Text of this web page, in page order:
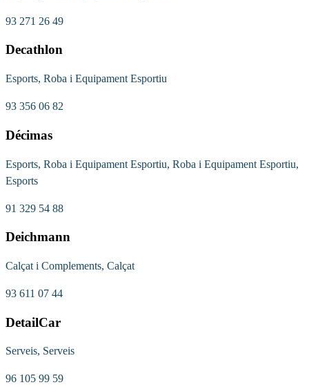
93 271 26 49
Decathlon
Esports, Roba i Equipament Esportiu
93 356 06 82
Décimas
Esports, Roba i Equipament Esportiu, Roba i Equipament Esportiu,
Esports
91 329 54 88
Deichmann
Calçat i Complements, Calçat
93 611 07 44
DetailCar
Serveis, Serveis
96 105 99 59